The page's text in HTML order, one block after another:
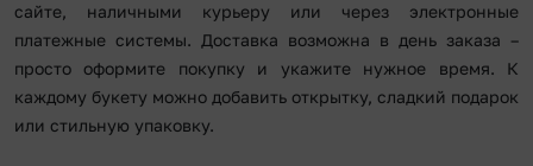
сайте, наличными курьеру или через электронные
платежные системы. Доставка возможна в день заказа –
просто оформите покупку и укажите нужное время. К
каждому букету можно добавить открытку, сладкий подарок
или стильную упаковку.